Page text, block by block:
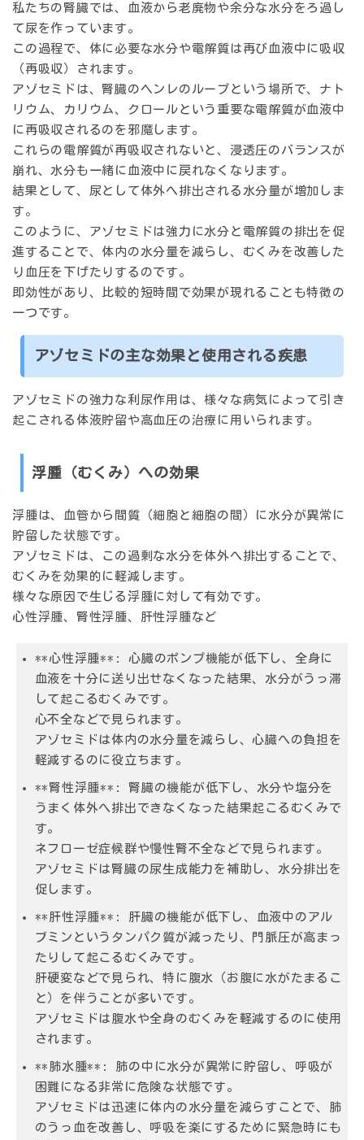
私たちの腎臓では、血液から老廃物や余分な水分をろ過し
て尿を作っています。
この過程で、体に必要な水分や電解質は再び血液中に吸収
（再吸収）されます。
アゾセミドは、腎臓のヘンレのループという場所で、ナト
リウム、カリウム、クロールという重要な電解質が血液中
に再吸収されるのを邪魔します。
これらの電解質が再吸収されないと、浸透圧のバランスが
崩れ、水分も一緒に血液中に戻れなくなります。
結果として、尿として体外へ排出される水分量が増加しま
す。
このように、アゾセミドは強力に水分と電解質の排出を促
進することで、体内の水分量を減らし、むくみを改善した
り血圧を下げたりするのです。
即効性があり、比較的短時間で効果が現れることも特徴の
一つです。
アゾセミドの主な効果と使用される疾患
アゾセミドの強力な利尿作用は、様々な病気によって引き
起こされる体液貯留や高血圧の治療に用いられます。
浮腫（むくみ）への効果
浮腫は、血管から間質（細胞と細胞の間）に水分が異常に
貯留した状態です。
アゾセミドは、この過剰な水分を体外へ排出することで、
むくみを効果的に軽減します。
様々な原因で生じる浮腫に対して有効です。
心性浮腫、腎性浮腫、肝性浮腫など
**心性浮腫**: 心臓のポンプ機能が低下し、全身に
血液を十分に送り出せなくなった結果、水分がうっ滞
して起こるむくみです。
心不全などで見られます。
アゾセミドは体内の水分量を減らし、心臓への負担を
軽減するのに役立ちます。
**腎性浮腫**: 腎臓の機能が低下し、水分や塩分を
うまく体外へ排出できなくなった結果起こるむくみで
す。
ネフローゼ症候群や慢性腎不全などで見られます。
アゾセミドは腎臓の尿生成能力を補助し、水分排出を
促します。
**肝性浮腫**: 肝臓の機能が低下し、血液中のアル
ブミンというタンパク質が減ったり、門脈圧が高まっ
たりして起こるむくみです。
肝硬変などで見られ、特に腹水（お腹に水がたまるこ
と）を伴うことが多いです。
アゾセミドは腹水や全身のむくみを軽減するのに使用
されます。
**肺水腫**: 肺の中に水分が異常に貯留し、呼吸が
困難になる非常に危険な状態です。
アゾセミドは迅速に体内の水分量を減らすことで、肺
のうっ血を改善し、呼吸を楽にするために緊急時にも